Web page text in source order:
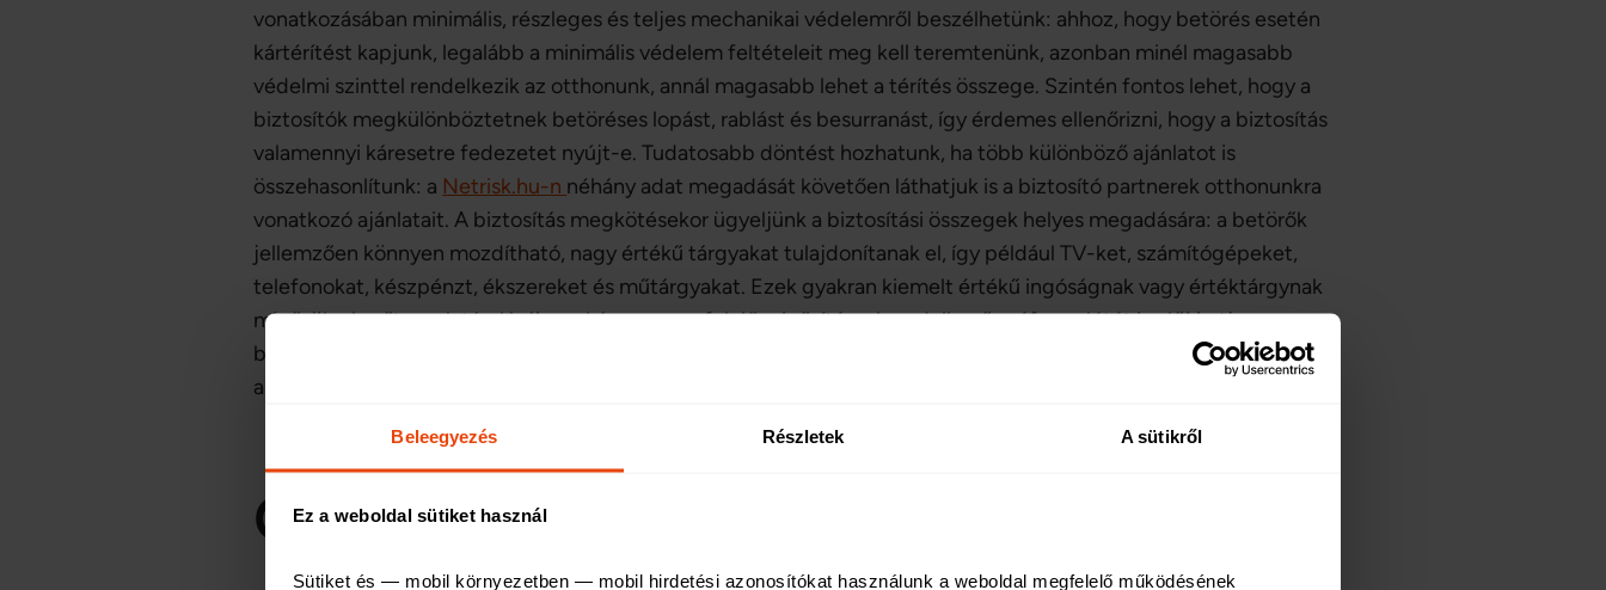
Beleegyezés Részletek A sütikről
Ez a weboldal sütiket használ
Sütiket és — mobil környezetben — mobil hirdetési azonosítókat használunk a weboldal megfelelő működésének
vonatkozásában minimális, részleges és teljes mechanikai védelemről beszélhetünk: ahhoz, hogy betörés esetén
kártérítést kapjunk, legalább a minimális védelem feltételeit meg kell teremtenünk, azonban minél magasabb
védelmi szinttel rendelkezik az otthonunk, annál magasabb lehet a térítés összege. Szintén fontos lehet, hogy a
biztosítók megkülönböztetnek betöréses lopást, rablást és besurranást, így érdemes ellenőrizni, hogy a biztosítás
valamennyi káresetre fedezetet nyújt-e. Tudatosabb döntést hozhatunk, ha több különböző ajánlatot is
összehasonlítunk: a Netrisk.hu-n néhány adat megadását követően láthatjuk is a biztosító partnerek otthonunkra
vonatkozó ajánlatait. A biztosítás megkötésekor ügyeljünk a biztosítási összegek helyes megadására: a betörők
jellemzően könnyen mozdítható, nagy értékű tárgyakat tulajdonítanak el, így például TV-ket, számítógépeket,
telefonokat, készpénzt, ékszereket és műtárgyakat. Ezek gyakran kiemelt értékű ingóságnak vagy értéktárgynak
minősülnek, sőt, ezek tárolásához akár egy megfelelő minősítéssel rendelkező széf meglétét is előírhatja a
biztosító. Emiatt is fontos, hogy még a szerződés megkötése előtt tájékozódjunk az adott biztosítás részleteiről,
amit kalkuláció esetén az ügyféltájékoztató letöltésével tehetünk meg.
Okos eszközökkel az otthon védelméért